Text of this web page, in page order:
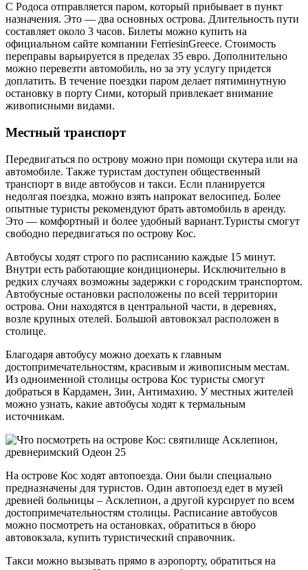
С Родоса отправляется паром, который прибывает в пункт
назначения. Это — два основных острова. Длительность пути
составляет около 3 часов. Билеты можно купить на
официальном сайте компании FerriesinGreece. Стоимость
переправы варьируется в пределах 35 евро. Дополнительно
можно перевезти автомобиль, но за эту услугу придется
доплатить. В течение поездки паром делает пятиминутную
остановку в порту Сими, который привлекает внимание
живописными видами.
Местный транспорт
Передвигаться по острову можно при помощи скутера или на
автомобиле. Также туристам доступен общественный
транспорт в виде автобусов и такси. Если планируется
недолгая поездка, можно взять напрокат велосипед. Более
опытные туристы рекомендуют брать автомобиль в аренду.
Это — комфортный и более удобный вариант.Туристы смогут
свободно передвигаться по острову Кос.
Автобусы ходят строго по расписанию каждые 15 минут.
Внутри есть работающие кондиционеры. Исключительно в
редких случаях возможны задержки с городским транспортом.
Автобусные остановки расположены по всей территории
острова. Они находятся в центральной части, в деревнях,
возле крупных отелей. Большой автовокзал расположен в
столице.
Благодаря автобусу можно доехать к главным
достопримечательностям, красивым и живописным местам.
Из одноименной столицы острова Кос туристы смогут
добраться в Кардамен, Зии, Антимахию. У местных жителей
можно узнать, какие автобусы ходят к термальным
источникам.
На острове Кос ходят автопоезда. Они были специально
предназначены для туристов. Один автопоезд едет в музей
древней больницы – Асклепион, а другой курсирует по всем
достопримечательностям столицы. Расписание автобусов
можно посмотреть на остановках, обратиться в бюро
автовокзала, купить туристический справочник.
Такси можно вызывать прямо в аэропорту, обратиться на